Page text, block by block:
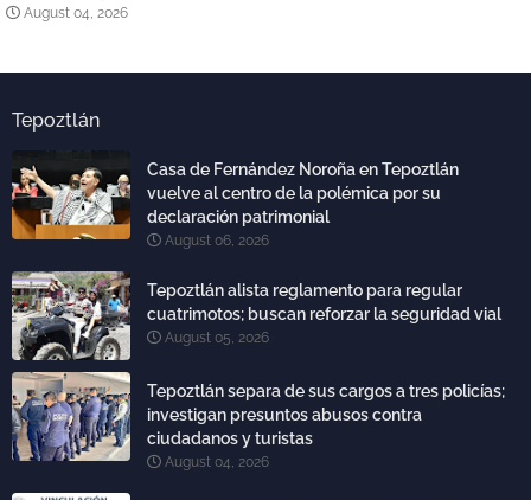
August 04, 2026
Tepoztlán
Casa de Fernández Noroña en Tepoztlán
vuelve al centro de la polémica por su
declaración patrimonial
August 06, 2026
Tepoztlán alista reglamento para regular
cuatrimotos; buscan reforzar la seguridad vial
August 05, 2026
Tepoztlán separa de sus cargos a tres policías;
investigan presuntos abusos contra
ciudadanos y turistas
August 04, 2026